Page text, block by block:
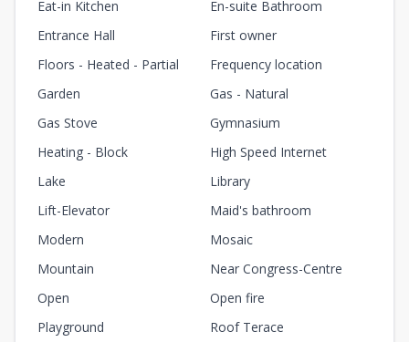
Eat-in Kitchen
En-suite Bathroom
Entrance Hall
First owner
Floors - Heated - Partial
Frequency location
Garden
Gas - Natural
Gas Stove
Gymnasium
Heating - Block
High Speed Internet
Lake
Library
Lift-Elevator
Maid's bathroom
Modern
Mosaic
Mountain
Near Congress-Centre
Open
Open fire
Playground
Roof Terace